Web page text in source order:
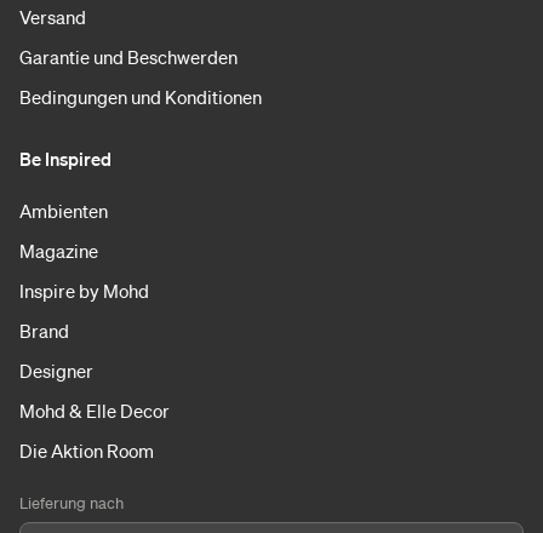
Versand
Garantie und Beschwerden
Bedingungen und Konditionen
Be Inspired
Ambienten
Magazine
Inspire by Mohd
Brand
Designer
Mohd & Elle Decor
Die Aktion Room
Lieferung nach